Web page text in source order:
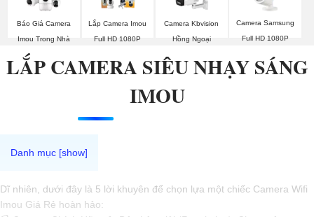
Báo Giá Camera
Imou Trong Nhà
Lắp Camera Imou
Full HD 1080P
Camera Kbvision
Hồng Ngoại
Camera Samsung
Full HD 1080P
LẮP CAMERA SIÊU NHẠY SÁNG
IMOU
Dĩ nhiên, dưới đây là 5 lời khuyên để chọn lựa một chiếc Camera Wifi
Imou Giá Rẻ hoàn hảo: